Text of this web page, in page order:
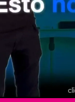
DeDinero
Confabulario
Aviso Oportuno
Consultas